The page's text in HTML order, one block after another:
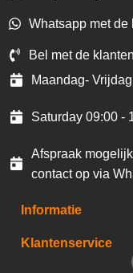
Whatsapp met de
Bel met de
Maandag-
Saturday 09:00 -
Afspraak
contact op via
Informatie
Klantenservice